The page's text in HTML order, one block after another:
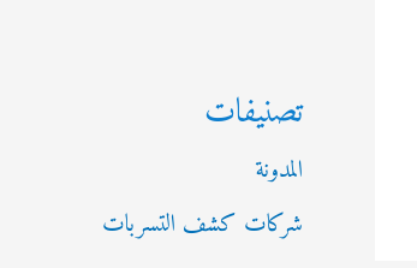
تصنيفات
المدونة
شركات كشف التسربات